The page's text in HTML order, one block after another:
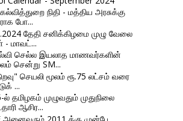
நிதி - மத்திய அரசுக்கு
போ...
தேதி சனிக்கிழமை முழு வேலை
- மாவட்...
செல்ல இயலாத மாணவர்களின்
சென்று SM...
செயலி மூலம் ரூ.75 லட்சம் வரை
...
தமிழகம் முழுவதும் முதுநிலை
ஆசிர...
அனைவரும் 2011 க்கு முன்பே